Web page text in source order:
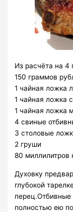
Из расчёта на 4
150 граммов
1 чайная ложка
1 чайная ложка
1 чайная ложка
4 свиные
3 столовые
2 груши
80 миллилитров
Духовку
глубокой
перец.Отбивные
полностью ею